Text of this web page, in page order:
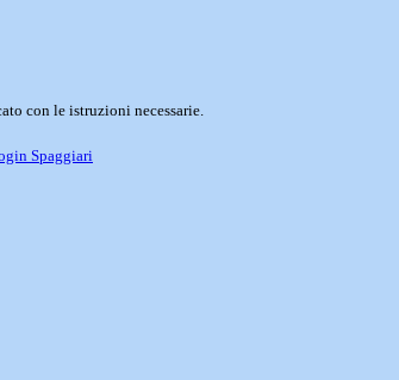
con le istruzioni necessarie.
Spaggiari